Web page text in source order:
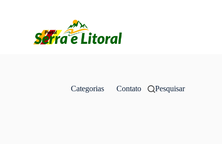
Categorias Contato Pesquisar